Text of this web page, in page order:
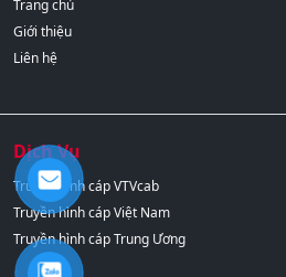
Trang chủ
Giới thiệu
Liên hệ
Dịch Vụ
Truyền hình cáp VTVcab
Truyền hình cáp Việt Nam
Truyền hình cáp Trung Ương